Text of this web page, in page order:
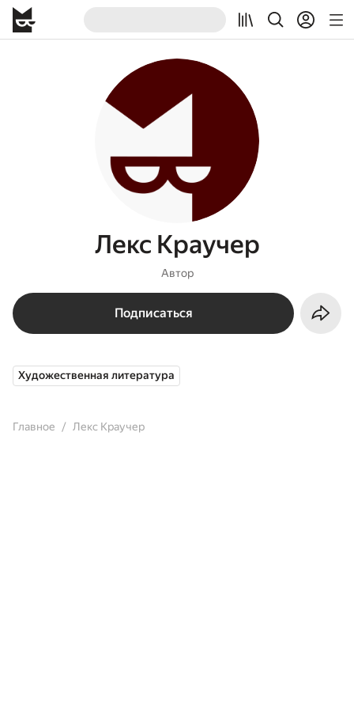
Лекс Краучер
Автор
Подписаться
Художественная литература
Главное Лекс Краучер